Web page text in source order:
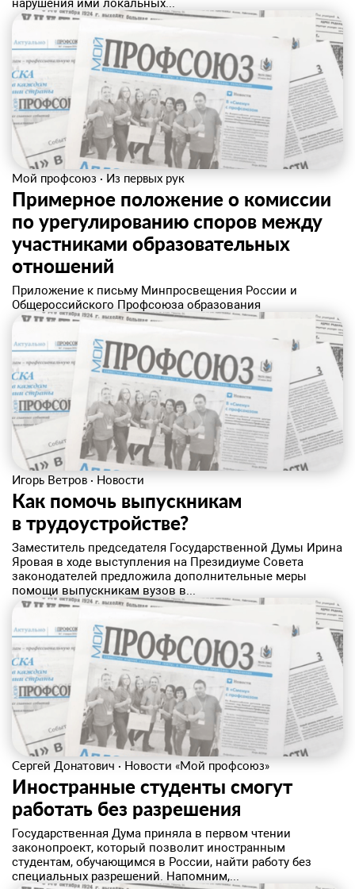
нарушения ими локальных...
Мой профсоюз · Из первых рук
Примерное положение о комиссии
по урегулированию споров между
участниками образовательных
отношений
Приложение к письму Минпросвещения России и
Общероссийского Профсоюза образования
Игорь Ветров · Новости
Как помочь выпускникам
в трудоустройстве?
Заместитель председателя Государственной Думы Ирина
Яровая в ходе выступления на Президиуме Совета
законодателей предложила дополнительные меры
помощи выпускникам вузов в...
Сергей Донатович · Новости «Мой профсоюз»
Иностранные студенты смогут
работать без разрешения
Государственная Дума приняла в первом чтении
законопроект, который позволит иностранным
студентам, обучающимся в России, найти работу без
специальных разрешений. Напомним,...